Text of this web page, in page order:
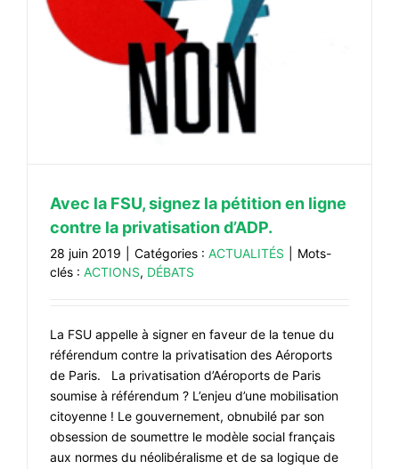
#VOS ÉLUES
#FORMATION
#COMMUNIQUÉS
#ÉLECTIONS
#ARCHIVES
Avec la FSU, signez la pétition en ligne
contre la privatisation d’ADP.
28 juin 2019 Catégories : ACTUALITÉS
Mots-
clés : ACTIONS, DÉBATS
La FSU appelle à signer en faveur de la tenue du
référendum contre la privatisation des Aéroports
de Paris. La privatisation d’Aéroports de Paris
soumise à référendum ? L’enjeu d’une mobilisation
citoyenne ! Le gouvernement, obnubilé par son
obsession de soumettre le modèle social français
aux normes du néolibéralisme et de sa logique de